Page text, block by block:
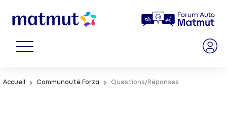
Accueil Communauté Forza Questions/Réponses